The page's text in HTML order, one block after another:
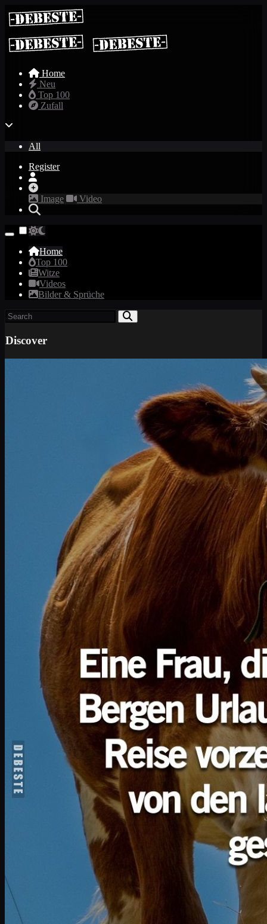
Home
Neu
Top 100
Zufall
All
Register
Image Video
Home
Top 100
Witze
Videos
Bilder & Sprüche
Discover